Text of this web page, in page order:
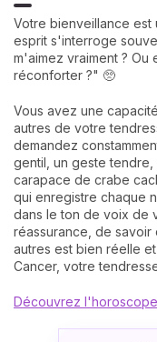
Votre bienveillance est
esprit s'interroge
m'aimez vraiment ? Ou
réconforter ?" 🥺
Vous avez une
autres de votre
demandez
gentil, un geste
carapace de crabe
qui enregistre chaque
dans le ton de voix de
réassurance, de
autres est bien réelle
Cancer, votre
Découvrez